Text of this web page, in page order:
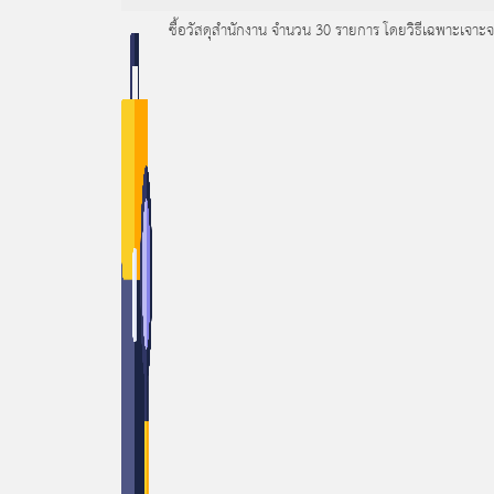
ซื้อวัสดุสำนักงาน จำนวน 30 รายการ โดยวิธีเฉพาะเจาะ